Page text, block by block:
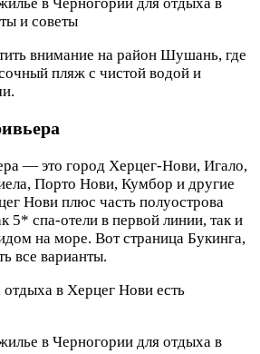
внимание на район Шушань, где
пляж с чистой водой и
— это город Херцег-Нови, Игало,
Порто Нови, Кумбор и другие
Нови плюс часть полуострова
5* спа-отели в первой линии, так и
на море. Вот страница Букинга,
все варианты.
в Херцег Нови есть